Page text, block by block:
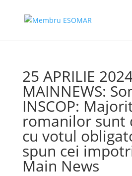
25 APRILIE
MAINNEWS:
INSCOP:
romanilor sunt
cu votul
spun cei
Main News